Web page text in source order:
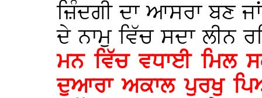
ਜ਼ਿੰਦਗੀ ਦਾ ਆਸਰਾ ਬਣ
ਦੇ ਨਾਮੁ ਵਿੱਚ ਸਦਾ ਲੀਨ
ਮਨ ਵਿੱਚ ਵਧਾਈ ਮਿਲ
ਦੁਆਰਾ ਅਕਾਲ ਪੁਰਖੁ